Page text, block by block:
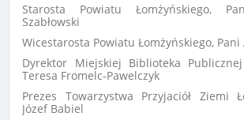
Starosta Powiatu Łomżyńskiego,
Szabłowski
Wicestarosta Powiatu Łomżyńskiego,
Dyrektor Miejskiej Biblioteka
Teresa Fromelc-Pawelczyk
Prezes Towarzystwa Przyjaciół Ziemi
Józef Babiel